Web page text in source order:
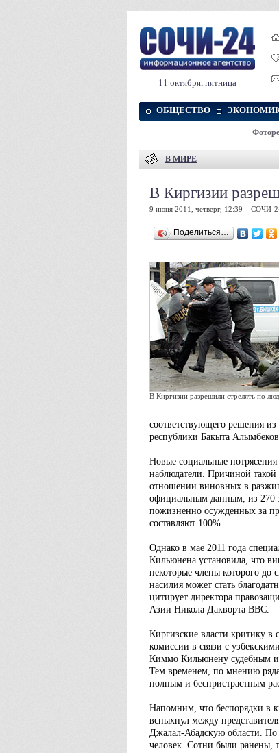
11 октября, пятница
ОБЩЕСТВО
В МИРЕ
В Киргизии
9 июня 2011, четверг, 12:39 – СОЧИ-
Поделиться…
В Киргизии разрешили стрелять по
соответствующего решения
республики Бакыта
Новые социальные
наблюдатели. Причиной
отношении виновных в
официальным данным, из 270
пожизненно осужденных за
составляют 100%.
Однако в мае 2011 года
Кильюнена установила, что
некоторые члены которого до
насилия может стать
цитирует директора
Азии Никола Дакворта BBC.
Киргизские власти критику в
комиссии в связи с
Киммо Кильюнену судебным
Тем временем, по мнению
полным и беспристрастным
Напомним, что беспорядки в
вспыхнул между
Джалал-Абадскую области.
человек. Сотни были ранены,